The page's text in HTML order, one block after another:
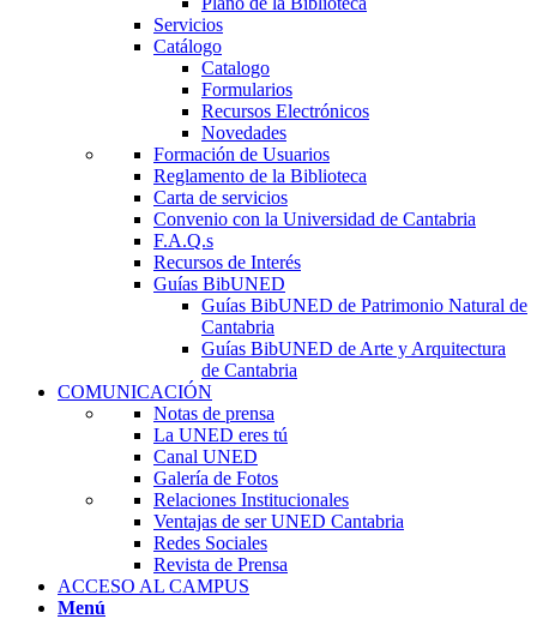
Servicios
Catálogo
Catalogo
Formularios
Recursos Electrónicos
Novedades
Formación de Usuarios
Reglamento de la Biblioteca
Carta de servicios
Convenio con la Universidad de Cantabria
F.A.Q.s
Recursos de Interés
Guías BibUNED
Guías BibUNED de Patrimonio Natural de
Cantabria
Guías BibUNED de Arte y Arquitectura
de Cantabria
COMUNICACIÓN
Notas de prensa
La UNED eres tú
Canal UNED
Galería de Fotos
Relaciones Institucionales
Ventajas de ser UNED Cantabria
Redes Sociales
Revista de Prensa
ACCESO AL CAMPUS
Menú